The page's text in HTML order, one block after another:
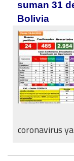
suman 31
Bolivia
coronavirus